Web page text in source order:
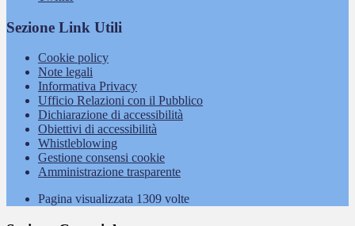
Sezione Link Utili
Cookie policy
Note legali
Informativa Privacy
Ufficio Relazioni con il Pubblico
Dichiarazione di accessibilità
Obiettivi di accessibilità
Whistleblowing
Gestione consensi cookie
Amministrazione trasparente
Pagina visualizzata 1309 volte